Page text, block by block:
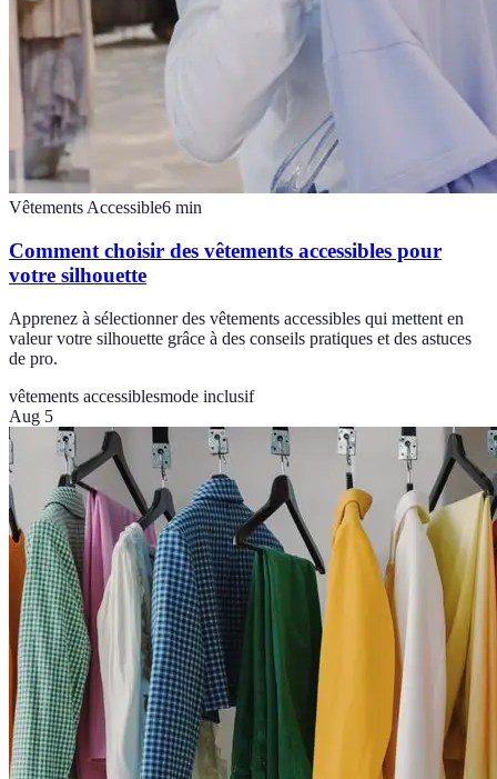
Vêtements Accessible6 min
Comment choisir des vêtements accessibles pour
votre silhouette
Apprenez à sélectionner des vêtements accessibles qui mettent en
valeur votre silhouette grâce à des conseils pratiques et des astuces
de pro.
vêtements accessiblesmode inclusif
Aug 5